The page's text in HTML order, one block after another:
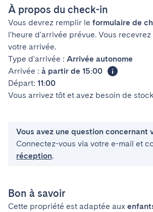
À propos du check-in
Vous devrez remplir le formulaire de
l'heure d'arrivée prévue. Vous recevrez
votre arrivée.
Type d'arrivée : Arrivée autonome
Arrivée : à partir de 15:00
Départ: 11:00
Vous arrivez tôt et avez besoin de
Vous avez une question concernant
Connectez-vous via votre e-mail et
réception.
Bon à savoir
Cette propriété est adaptée aux